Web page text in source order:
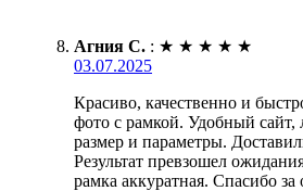
Агния С. : ★ ★ ★ ★ ★
03.07.2025
Красиво, качественно и
фото с рамкой. Удобный сайт,
размер и параметры.
Результат превзошел
рамка аккуратная. Спасибо